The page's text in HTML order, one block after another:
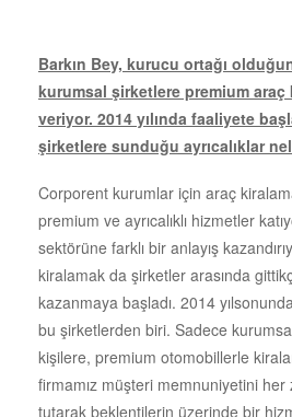
Barkın Bey, kurucu ortağı
kurumsal şirketlere premium araç
veriyor. 2014 yılında faaliyete
şirketlere sunduğu ayrıcalıklar
Corporent kurumlar için araç
premium ve ayrıcalıklı hizmetler
sektörüne farklı bir anlayış
kiralamak da şirketler arasında
kazanmaya başladı. 2014
bu şirketlerden biri. Sadece
kişilere, premium otomobillerle
firmamız müşteri memnuniyetini
tutarak beklentilerin üzerinde bir